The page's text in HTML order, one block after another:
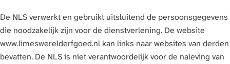
De NLS verwerkt en gebruikt uitsluitend de persoonsgegevens
die noodzakelijk zijn voor de dienstverlening. De website
www.limeswerelderfgoed.nl kan links naar websites van derden
bevatten. De NLS is niet verantwoordelijk voor de naleving van